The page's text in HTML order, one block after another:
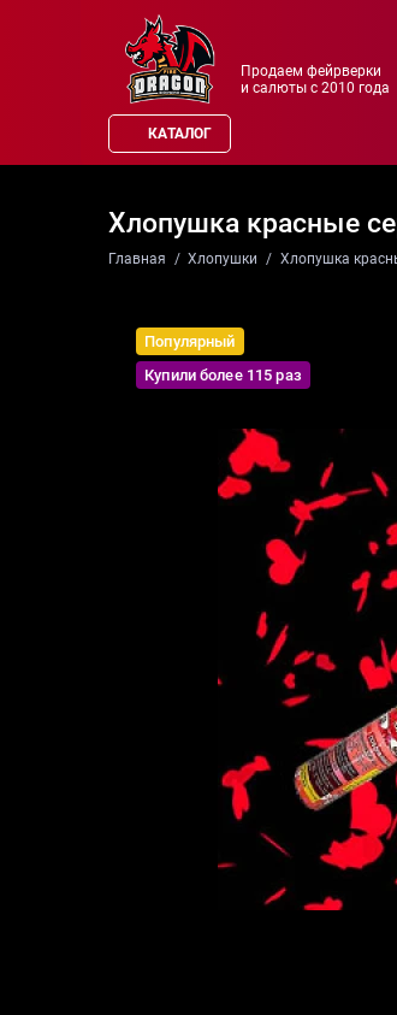
Продаем фейрверки
и салюты с 2010 года
КАТАЛОГ
Хлопушка красные
Главная Хлопушки Хлопушка
Популярный
Купили более 115 раз